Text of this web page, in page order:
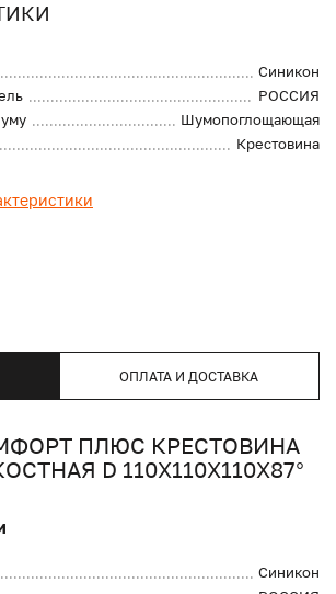
Синикон
РОССИЯ
Шумопоглощающая
Крестовина
ОПЛАТА И ДОСТАВКА
ПЛЮС КРЕСТОВИНА
D 110Х110Х110Х87°
Синикон